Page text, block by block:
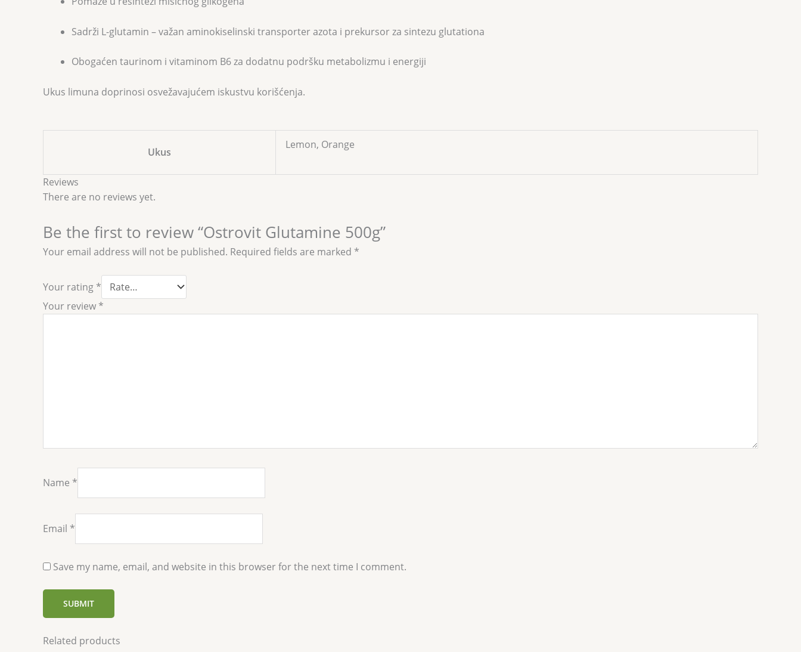
Sadrži L-glutamin – važan aminokiselinski transporter azota i prekursor za sintezu glutationa
Obogaćen taurinom i vitaminom B6 za dodatnu podršku metabolizmu i energiji
Ukus limuna doprinosi osvežavajućem iskustvu korišćenja.
Ukus
Lemon, Orange
Reviews
There are no reviews yet.
Be the first to review “Ostrovit Glutamine 500g”
Your email address will not be published. Required fields are marked *
Your rating *
Your review *
Name *
Email *
Save my name, email, and website in this browser for the next time I comment.
Related products